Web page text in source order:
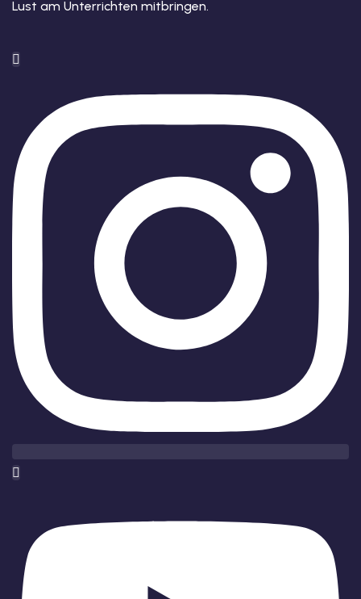
Lust am Unterrichten mitbringen.